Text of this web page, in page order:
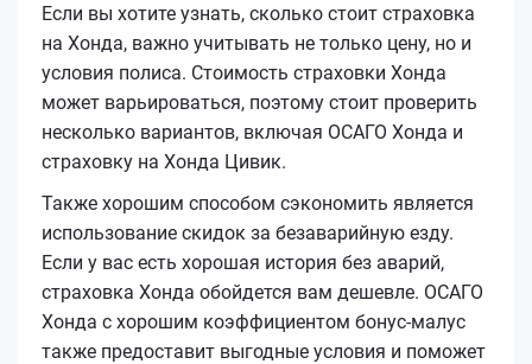
Если вы хотите узнать, сколько стоит страховка
на Хонда, важно учитывать не только цену, но и
условия полиса. Стоимость страховки Хонда
может варьироваться, поэтому стоит проверить
несколько вариантов, включая ОСАГО Хонда и
страховку на Хонда Цивик.
Также хорошим способом сэкономить является
использование скидок за безаварийную езду.
Если у вас есть хорошая история без аварий,
страховка Хонда обойдется вам дешевле. ОСАГО
Хонда с хорошим коэффициентом бонус-малус
также предоставит выгодные условия и поможет